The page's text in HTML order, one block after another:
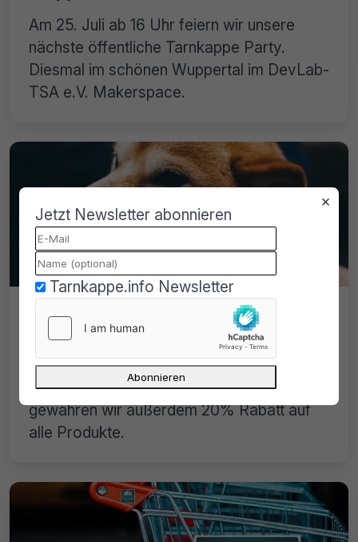
Am 25. Juli ab 16 Uhr feiern wir unsere
nächste öffentliche Tarnkappe Party.
Diesmal im schönen Wuppertal im DevLab-
TSA e.V. Makerspace.
tarnkappe shop mit vielen neuen
Produkten!
Wir haben unser Sortiment stark erweitert,
willkommen beim tarnkappe shop! Aktuell
gewähren wir außerdem 20% Rabatt auf
alle Produkte.
×
Jetzt Newsletter abonnieren
Tarnkappe.info Newsletter